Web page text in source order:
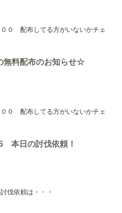
０ 配布してる方がいないかチェ
無料配布のお知らせ☆
０ 配布してる方がいないかチェ
本日の討伐依頼！
伐依頼は・・・